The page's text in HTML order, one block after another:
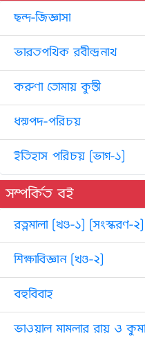
ছন্দ-জিজ্ঞাসা
ভারতপথিক রবীন্দ্রনাথ
করুণা তোমায় কুন্তী
ধম্মপদ-পরিচয়
ইতিহাস পরিচয় [ভাগ-১]
সম্পর্কিত বই
রত্নমালা [খণ্ড-১] [সংস্করণ-২]
শিক্ষাবিজ্ঞান [খণ্ড-২]
বহুবিবাহ
ভাওয়াল মামলার রায় ও